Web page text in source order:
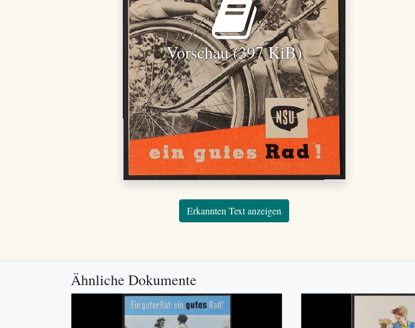
Vorschau (397 KiB)
Erkannten Text anzeigen
Ähnliche Dokumente